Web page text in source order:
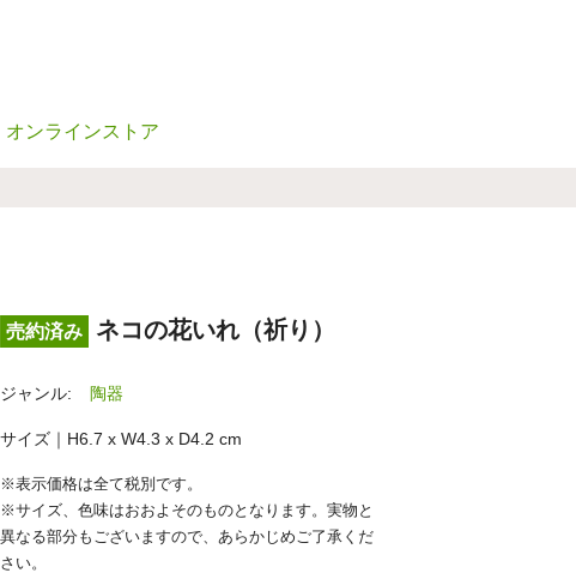
オンラインストア
売約済み ネコの花いれ（祈り）
ジャンル: 陶器
サイズ｜H6.7 x W4.3 x D4.2 cm
※表示価格は全て税別です。
※サイズ、色味はおおよそのものとなります。実物と
異なる部分もございますので、あらかじめご了承くだ
さい。